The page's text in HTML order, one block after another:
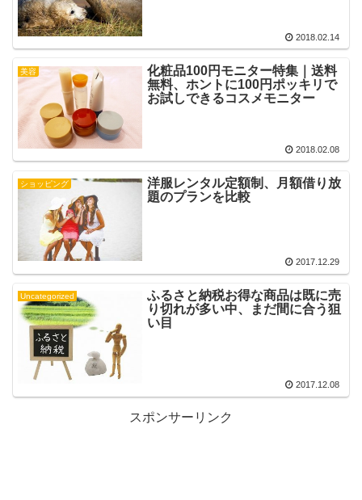
2018.02.14
美容
化粧品100円モニター特集｜送料
無料、ホントに100円ポッキリで
お試しできるコスメモニター
2018.02.08
ショッピング
洋服レンタル定額制、月額借り放
題のプランを比較
2017.12.29
Uncategorized
ふるさと納税お得な商品は既に売
り切れが多い中、まだ間に合う狙
い目
2017.12.08
スポンサーリンク